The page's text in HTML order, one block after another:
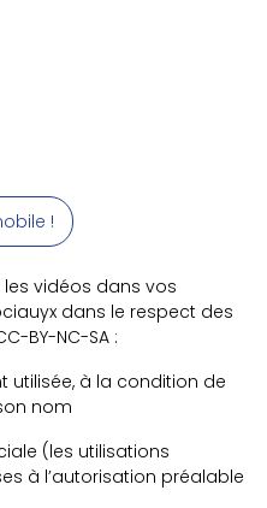
!
vidéos dans vos
dans le respect des
BY-NC-SA :
utilisée, à la condition de
nom
(les utilisations
à l’autorisation préalable